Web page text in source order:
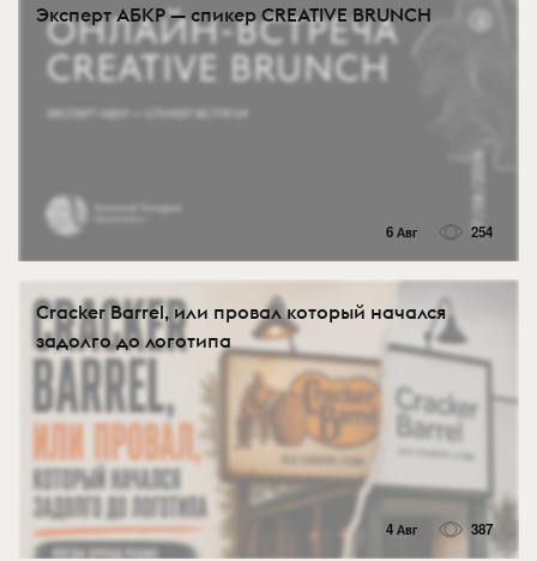
Эксперт АБКР — спикер CREATIVE BRUNCH
6 Авг 254
Cracker Barrel, или провал который начался
задолго до логотипа
4 Авг 387